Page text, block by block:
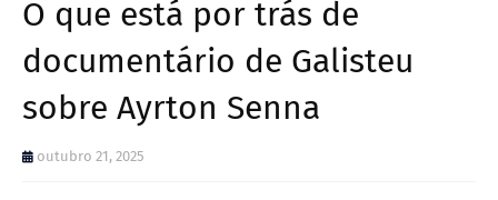
O que está por trás de
documentário de Galisteu
sobre Ayrton Senna
outubro 21, 2025